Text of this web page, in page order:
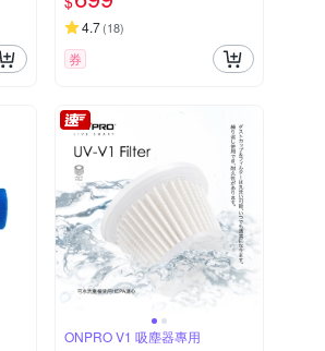
氣機 打氣機
4.7(18)
券
ONPRO V1 吸塵器專用